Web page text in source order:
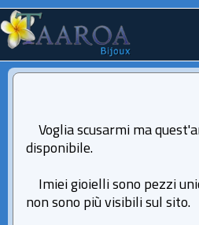
Voglia scusarmi ma
disponibile.
Imiei gioielli sono pezzi
non sono più visibili sul sito.